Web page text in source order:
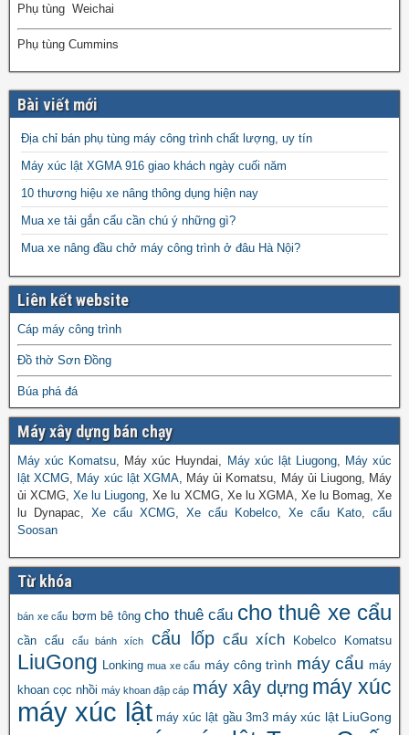
Phụ tùng Weichai
Phụ tùng Cummins
Bài viết mới
Địa chỉ bán phụ tùng máy công trình chất lượng, uy tín
Máy xúc lật XGMA 916 giao khách ngày cuối năm
10 thương hiệu xe nâng thông dụng hiện nay
Mua xe tải gắn cẩu cần chú ý những gì?
Mua xe nâng đầu chở máy công trình ở đâu Hà Nội?
Liên kết website
Cáp máy công trình
Đồ thờ Sơn Đồng
Búa phá đá
Máy xây dựng bán chạy
Máy xúc Komatsu, Máy xúc Huyndai, Máy xúc lật Liugong, Máy xúc
lật XCMG, Máy xúc lật XGMA, Máy ủi Komatsu, Máy ủi Liugong, Máy
ủi XCMG,Xe lu Liugong, Xe lu XCMG, Xe lu XGMA, Xe lu Bomag, Xe
lu Dynapac, Xe cẩu XCMG, Xe cẩu Kobelco, Xe cẩu Kato, cẩu
Soosan
Từ khóa
bán xe cẩu bơm bê tông cho thuê cẩu cho thuê xe cẩu
cần cẩu cẩu bánh xích cẩu lốp cẩu xích Kobelco Komatsu
LiuGong Lonking mua xe cẩu máy công trình máy cẩu máy
khoan cọc nhồi máy khoan đập cáp máy xây dựng máy xúc
máy xúc lật máy xúc lật gầu 3m3 máy xúc lật LiuGong